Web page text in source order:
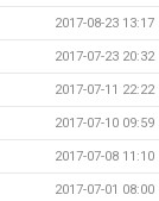
2017-08-23 13:17
2017-07-23 20:32
2017-07-11 22:22
2017-07-10 09:59
2017-07-08 11:10
2017-07-01 08:00